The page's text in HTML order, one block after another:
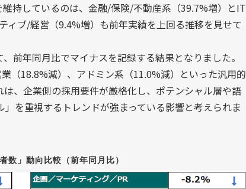
持しているのは、金融/保険/不動産系（39.7%増）とIT
ィブ/経営（9.4%増）も前年実績を上回る推移を見せて
前年同月比でマイナスを記録する結果となりました。
（18.8%減）、アドミン系（11.0%減）といった汎用的
、企業側の採用要件が厳格化し、ポテンシャル層や語
を重視するトレンドが強まっている影響と考えられま
数」動向比較（前年同月比）